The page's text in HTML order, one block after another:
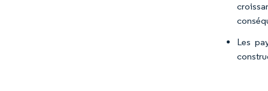
Les